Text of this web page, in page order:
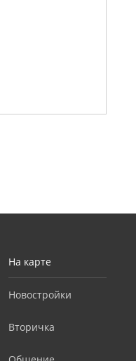
На карте
Новостройки
Вторичка